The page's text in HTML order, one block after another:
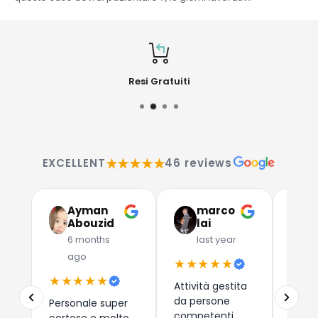
Resi Gratuiti
EXCELLENT★★★★★46 reviews
Ayman
Abouzid
6 months
ago
★★★★★
Personale super
marco
lai
last year
★★★★★
Attività gestita
da persone
Due
che